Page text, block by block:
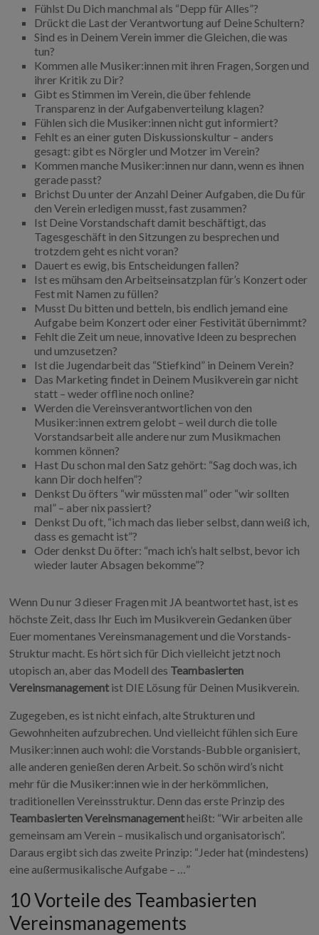
Fühlst Du Dich manchmal als “Depp für Alles”?
Drückt die Last der Verantwortung auf Deine Schultern?
Sind es in Deinem Verein immer die Gleichen, die was
tun?
Kommen alle Musiker:innen mit ihren Fragen, Sorgen und
ihrer Kritik zu Dir?
Gibt es Stimmen im Verein, die über fehlende
Transparenz in der Aufgabenverteilung klagen?
Fühlen sich die Musiker:innen nicht gut informiert?
Fehlt es an einer guten Diskussionskultur – anders
gesagt: gibt es Nörgler und Motzer im Verein?
Kommen manche Musiker:innen nur dann, wenn es ihnen
gerade passt?
Brichst Du unter der Anzahl Deiner Aufgaben, die Du für
den Verein erledigen musst, fast zusammen?
Ist Deine Vorstandschaft damit beschäftigt, das
Tagesgeschäft in den Sitzungen zu besprechen und
trotzdem geht es nicht voran?
Dauert es ewig, bis Entscheidungen fallen?
Ist es mühsam den Arbeitseinsatzplan für’s Konzert oder
Fest mit Namen zu füllen?
Musst Du bitten und betteln, bis endlich jemand eine
Aufgabe beim Konzert oder einer Festivität übernimmt?
Fehlt die Zeit um neue, innovative Ideen zu besprechen
und umzusetzen?
Ist die Jugendarbeit das “Stiefkind” in Deinem Verein?
Das Marketing findet in Deinem Musikverein gar nicht
statt – weder offline noch online?
Werden die Vereinsverantwortlichen von den
Musiker:innen extrem gelobt – weil durch die tolle
Vorstandsarbeit alle andere nur zum Musikmachen
kommen können?
Hast Du schon mal den Satz gehört: “Sag doch was, ich
kann Dir doch helfen”?
Denkst Du öfters “wir müssten mal” oder “wir sollten
mal” – aber nix passiert?
Denkst Du oft, “ich mach das lieber selbst, dann weiß ich,
dass es gemacht ist”?
Oder denkst Du öfter: “mach ich’s halt selbst, bevor ich
wieder lauter Absagen bekomme”?
Wenn Du nur 3 dieser Fragen mit JA beantwortet hast, ist es
höchste Zeit, dass Ihr Euch im Musikverein Gedanken über
Euer momentanes Vereinsmanagement und die Vorstands-
Struktur macht. Es hört sich für Dich vielleicht jetzt noch
utopisch an, aber das Modell des Teambasierten
Vereinsmanagementist DIE Lösung für Deinen Musikverein.
Zugegeben, es ist nicht einfach, alte Strukturen und
Gewohnheiten aufzubrechen. Und vielleicht fühlen sich Eure
Musiker:innen auch wohl: die Vorstands-Bubble organisiert,
alle anderen genießen deren Arbeit. So schön wird’s nicht
mehr für die Musiker:innen wie in der herkömmlichen,
traditionellen Vereinsstruktur. Denn das erste Prinzip des
Teambasierten Vereinsmanagementheißt: “Wir arbeiten alle
gemeinsam am Verein – musikalisch und organisatorisch”.
Daraus ergibt sich das zweite Prinzip: “Jeder hat (mindestens)
eine außermusikalische Aufgabe – …”
10 Vorteile des Teambasierten
Vereinsmanagements